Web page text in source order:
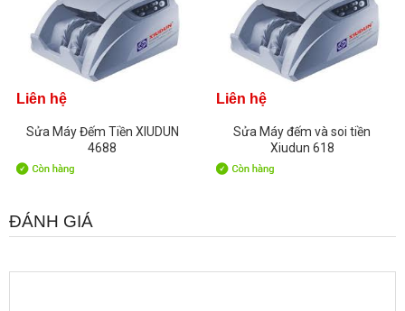
Liên hệ
Sửa Máy Đếm Tiền XIUDUN
4688
Liên hệ
Sửa Máy đếm và soi tiền
Xiudun 618
ĐÁNH GIÁ